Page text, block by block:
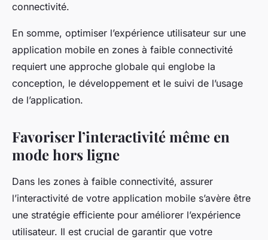
connectivité.
En somme, optimiser l’expérience utilisateur sur une
application mobile en zones à faible connectivité
requiert une approche globale qui englobe la
conception, le développement et le suivi de l’usage
de l’application.
Favoriser l’interactivité même en
mode hors ligne
Dans les zones à faible connectivité, assurer
l’interactivité de votre application mobile s’avère être
une stratégie efficiente pour améliorer l’expérience
utilisateur. Il est crucial de garantir que votre